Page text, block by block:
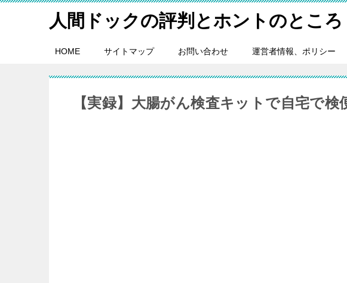
人間ドックの評判とホントのところ
HOME サイトマップ お問い合わせ 運営者情報、ポリシー
【実録】大腸がん検査キットで自宅で検